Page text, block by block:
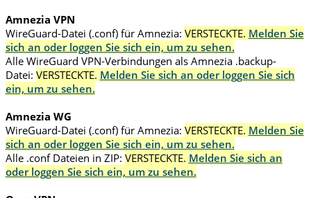
Amnezia VPN
WireGuard-Datei (.conf) für Amnezia: VERSTECKTE. Melden Sie
sich an oder loggen Sie sich ein, um zu sehen.
Alle WireGuard VPN-Verbindungen als Amnezia .backup-
Datei: VERSTECKTE. Melden Sie sich an oder loggen Sie sich
ein, um zu sehen.
Amnezia WG
WireGuard-Datei (.conf) für Amnezia: VERSTECKTE. Melden Sie
sich an oder loggen Sie sich ein, um zu sehen.
Alle .conf Dateien in ZIP: VERSTECKTE. Melden Sie sich an
oder loggen Sie sich ein, um zu sehen.